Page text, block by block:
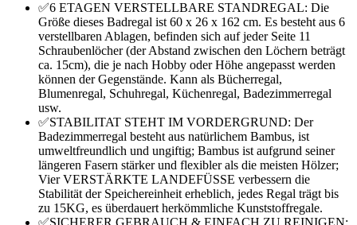
✅6 ETAGEN VERSTELLBARE STANDREGAL: Die
Größe dieses Badregal ist 60 x 26 x 162 cm. Es besteht aus 6
verstellbaren Ablagen, befinden sich auf jeder Seite 11
Schraubenlöcher (der Abstand zwischen den Löchern beträgt
ca. 15cm), die je nach Hobby oder Höhe angepasst werden
können der Gegenstände. Kann als Bücherregal,
Blumenregal, Schuhregal, Küchenregal, Badezimmerregal
usw.
✅STABILITAT STEHT IM VORDERGRUND: Der
Badezimmerregal besteht aus natürlichem Bambus, ist
umweltfreundlich und ungiftig; Bambus ist aufgrund seiner
längeren Fasern stärker und flexibler als die meisten Hölzer;
Vier VERSTÄRKTE LANDEFÜSSE verbessern die
Stabilität der Speichereinheit erheblich, jedes Regal trägt bis
zu 15KG, es überdauert herkömmliche Kunststoffregale.